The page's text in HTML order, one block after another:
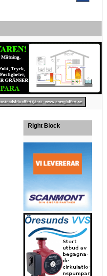
Right Block